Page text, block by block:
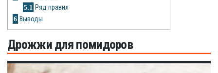
5.1 Ряд правил
6 Выводы
Дрожжи для помидоров